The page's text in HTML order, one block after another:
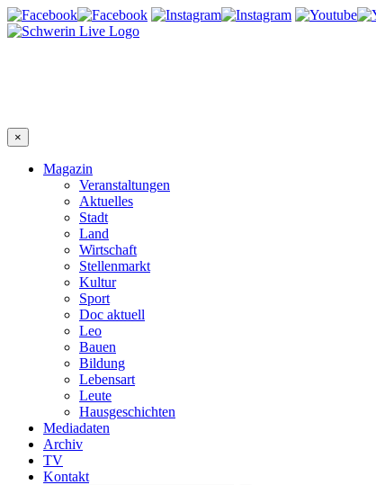
×
Magazin
Veranstaltungen
Aktuelles
Stadt
Land
Wirtschaft
Stellenmarkt
Kultur
Sport
Doc aktuell
Leo
Bauen
Bildung
Lebensart
Leute
Hausgeschichten
Mediadaten
Archiv
TV
Kontakt